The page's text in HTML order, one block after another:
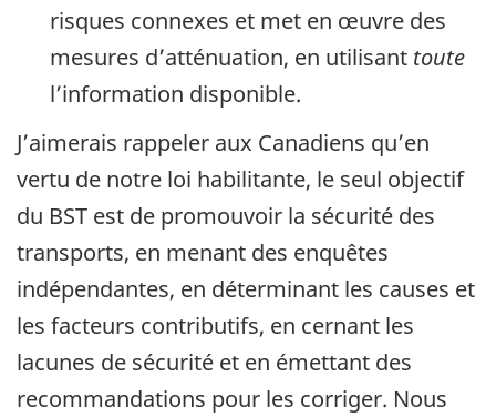
risques connexes et met en œuvre des
mesures d’atténuation, en utilisant toute
l’information disponible.
J’aimerais rappeler aux Canadiens qu’en
vertu de notre loi habilitante, le seul objectif
du BST est de promouvoir la sécurité des
transports, en menant des enquêtes
indépendantes, en déterminant les causes et
les facteurs contributifs, en cernant les
lacunes de sécurité et en émettant des
recommandations pour les corriger. Nous